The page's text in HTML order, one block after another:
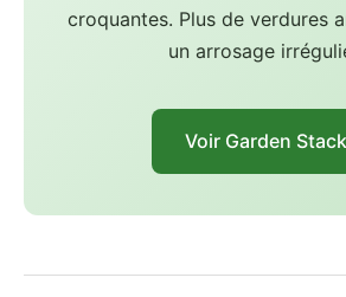
croquantes. Plus de verdures
un arrosage
Voir Garden Stack